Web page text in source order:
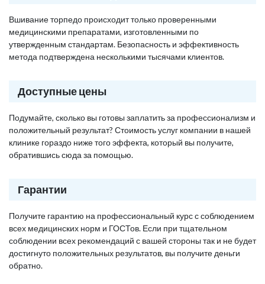
Вшивание торпедо происходит только проверенными
медицинскими препаратами, изготовленными по
утвержденным стандартам. Безопасность и эффективность
метода подтверждена несколькими тысячами клиентов.
Доступные цены
Подумайте, сколько вы готовы заплатить за профессионализм и
положительный результат? Стоимость услуг компании в нашей
клинике гораздо ниже того эффекта, который вы получите,
обратившись сюда за помощью.
Гарантии
Получите гарантию на профессиональный курс с соблюдением
всех медицинских норм и ГОСТов. Если при тщательном
соблюдении всех рекомендаций с вашей стороны так и не будет
достигнуто положительных результатов, вы получите деньги
обратно.